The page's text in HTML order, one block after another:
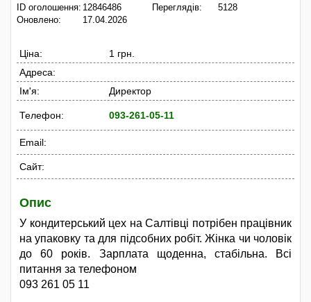
ID оголошення: 12846486
Оновлено:
17.04.2026
Переглядів: 5128
Ціна:
1 грн.
Адреса:
Ім'я:
Директор
Телефон: 093-261-05-11
Email:
Сайт:
Опис
У кондитерський цех на Салтівці потрібен працівник
на упаковку та для підсобних робіт. Жінка чи чоловік
до 60 років. Зарплата щоденна, стабільна. Всі
питання за телефоном
093 261 05 11